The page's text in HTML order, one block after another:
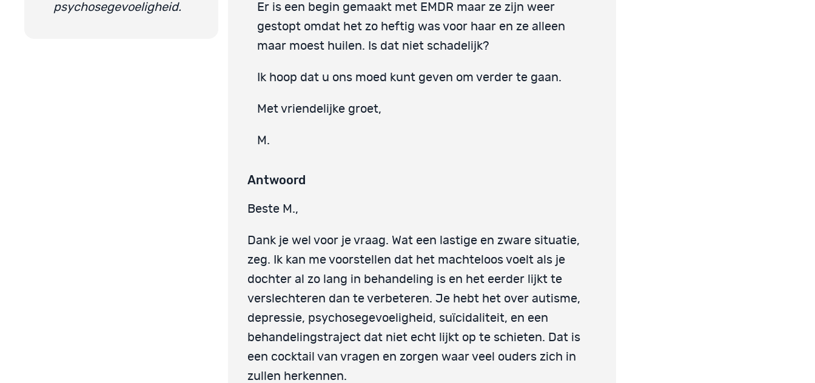
psychosegevoeligheid.
Er is een begin gemaakt met EMDR maar ze zijn weer
gestopt omdat het zo heftig was voor haar en ze alleen
maar moest huilen. Is dat niet schadelijk?
Ik hoop dat u ons moed kunt geven om verder te gaan.
Met vriendelijke groet,
M.
Antwoord
Beste M.,
Dank je wel voor je vraag. Wat een lastige en zware situatie,
zeg. Ik kan me voorstellen dat het machteloos voelt als je
dochter al zo lang in behandeling is en het eerder lijkt te
verslechteren dan te verbeteren. Je hebt het over autisme,
depressie, psychosegevoeligheid, suïcidaliteit, en een
behandelingstraject dat niet echt lijkt op te schieten. Dat is
een cocktail van vragen en zorgen waar veel ouders zich in
zullen herkennen.